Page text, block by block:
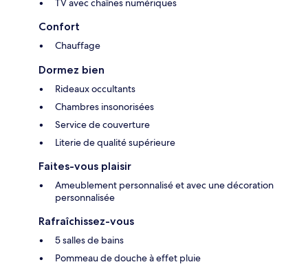
TV avec chaînes numériques
Confort
Chauffage
Dormez bien
Rideaux occultants
Chambres insonorisées
Service de couverture
Literie de qualité supérieure
Faites-vous plaisir
Ameublement personnalisé et avec une décoration
personnalisée
Rafraîchissez-vous
5 salles de bains
Pommeau de douche à effet pluie